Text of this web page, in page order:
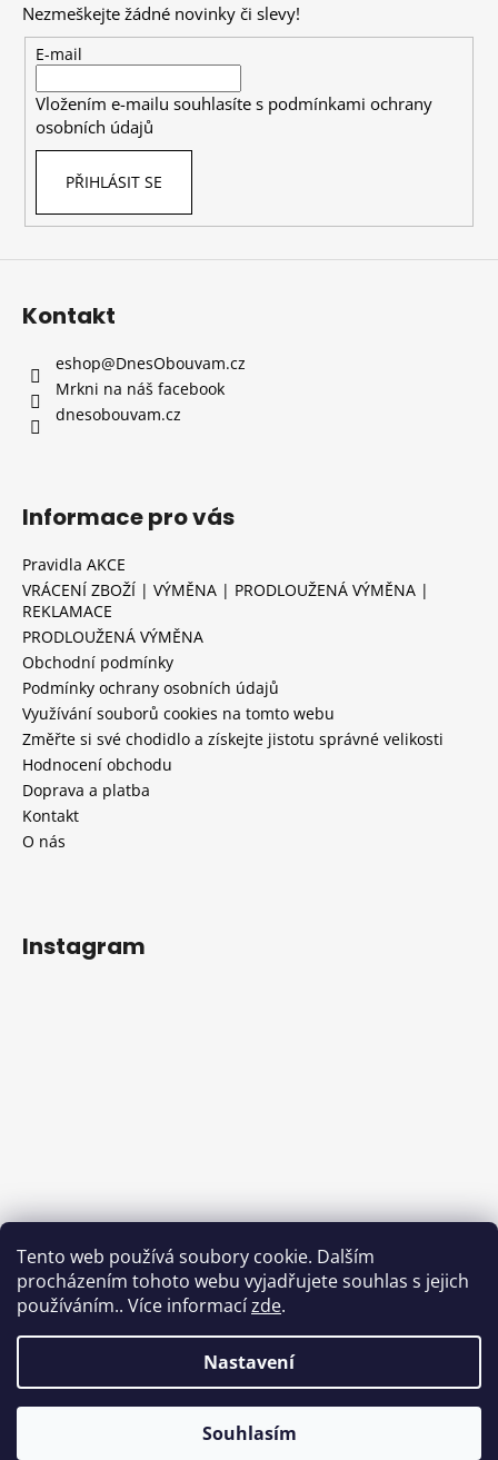
Tento web používá soubory cookie. Dalším
procházením tohoto webu vyjadřujete souhlas s jejich
používáním.. Více informacízde.
Nastavení
Souhlasím
Nezmeškejte žádné novinky či slevy!
E-mail
Vložením e-mailu souhlasíte s podmínkami ochrany
osobních údajů
PŘIHLÁSIT SE
Kontakt
eshop@DnesObouvam.cz
Mrkni na náš facebook
dnesobouvam.cz
Informace pro vás
Pravidla AKCE
VRÁCENÍ ZBOŽÍ | VÝMĚNA | PRODLOUŽENÁ VÝMĚNA |
REKLAMACE
PRODLOUŽENÁ VÝMĚNA
Obchodní podmínky
Podmínky ochrany osobních údajů
Využívání souborů cookies na tomto webu
Změřte si své chodidlo a získejte jistotu správné velikosti
Hodnocení obchodu
Doprava a platba
Kontakt
O nás
Instagram
Facebook
DnesObouvam.cz. Všechna práva vyhrazena.